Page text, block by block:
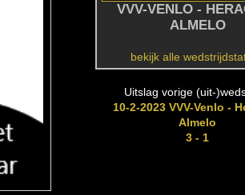
VVV-VENLO -
ALMELO
bekijk alle
Uitslag vorige (uit-
10-2-2023 VVV-Venlo -
Almelo
3 - 1